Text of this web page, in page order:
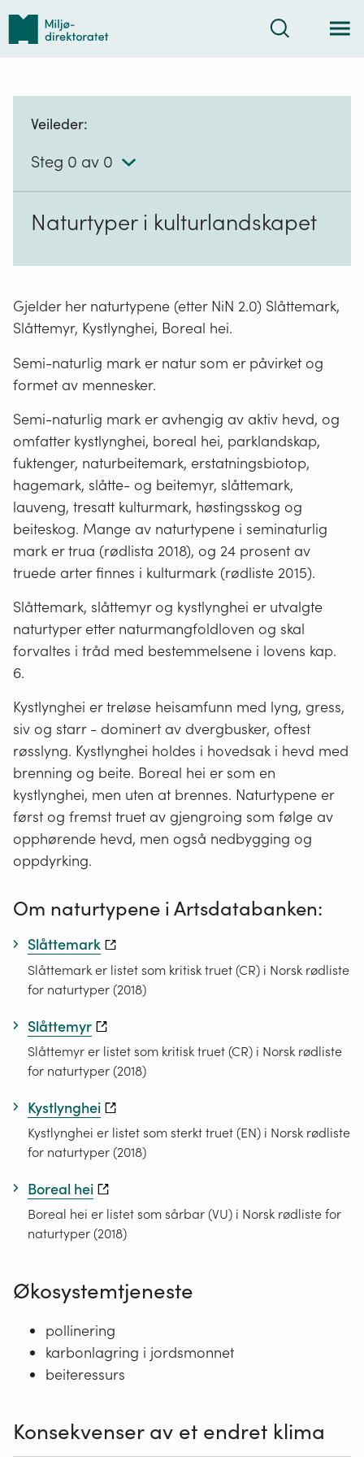
Tilbake
forsiden
Søk
Veileder:
Steg 0 av 0
Naturtyper i kulturlandskapet
Gjelder her naturtypene (etter NiN 2.0) Slåttemark,
Slåttemyr, Kystlynghei, Boreal hei.
Semi-naturlig mark er natur som er påvirket og
formet av mennesker.
Semi-naturlig mark er avhengig av aktiv hevd, og
omfatter kystlynghei, boreal hei, parklandskap,
fuktenger, naturbeitemark, erstatningsbiotop,
hagemark, slåtte- og beitemyr, slåttemark,
lauveng, tresatt kulturmark, høstingsskog og
beiteskog. Mange av naturtypene i seminaturlig
mark er trua (rødlista 2018), og 24 prosent av
truede arter finnes i kulturmark (rødliste 2015).
Slåttemark, slåttemyr og kystlynghei er utvalgte
naturtyper etter naturmangfoldloven og skal
forvaltes i tråd med bestemmelsene i lovens kap.
6.
Kystlynghei er treløse heisamfunn med lyng, gress,
siv og starr - dominert av dvergbusker, oftest
røsslyng. Kystlynghei holdes i hovedsak i hevd med
brenning og beite. Boreal hei er som en
kystlynghei, men uten at brennes. Naturtypene er
først og fremst truet av gjengroing som følge av
opphørende hevd, men også nedbygging og
oppdyrking.
Om naturtypene i Artsdatabanken:
Slåttemark
Slåttemark er listet som kritisk truet (CR) i Norsk rødliste
for naturtyper (2018)
Slåttemyr
Slåttemyr er listet som kritisk truet (CR) i Norsk rødliste
for naturtyper (2018)
Kystlynghei
Kystlynghei er listet som sterkt truet (EN) i Norsk rødliste
for naturtyper (2018)
Boreal hei
Boreal hei er listet som sårbar (VU) i Norsk rødliste for
naturtyper (2018)
Økosystemtjeneste
pollinering
karbonlagring i jordsmonnet
beiteressurs
Konsekvenser av et endret klima